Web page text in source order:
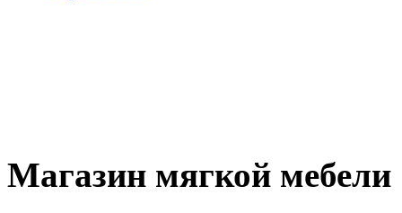
Магазин мягкой мебели